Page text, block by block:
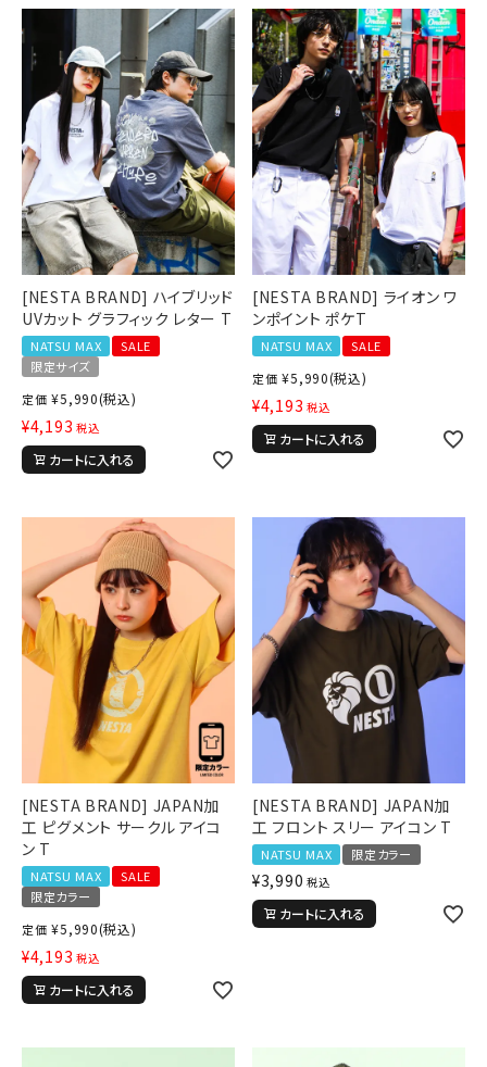
[NESTA BRAND] ハイブリッド
UVカット グラフィック レター T
NATSU MAX
SALE
限定サイズ
定価 ¥5,990(税込)
¥4,193 税込
カートに入れる
[NESTA BRAND] ライオン ワ
ンポイント ポケT
NATSU MAX
SALE
定価 ¥5,990(税込)
¥4,193 税込
カートに入れる
[NESTA BRAND] JAPAN加
工 ピグメント サークル アイコ
ン T
NATSU MAX
SALE
限定カラー
定価 ¥5,990(税込)
¥4,193 税込
カートに入れる
[NESTA BRAND] JAPAN加
工 フロント スリー アイコン T
NATSU MAX 限定カラー
¥3,990 税込
カートに入れる